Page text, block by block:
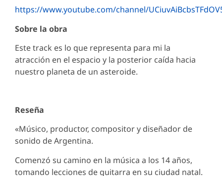
https://www.youtube.com/channel/
Sobre la obra
Este track es lo que representa para mi la
atracción en el espacio y la posterior caída hacia
nuestro planeta de un asteroide.
Reseña
«Músico, productor, compositor y diseñador de
sonido de Argentina.
Comenzó su camino en la música a los 14 años,
tomando lecciones de guitarra en su ciudad natal.